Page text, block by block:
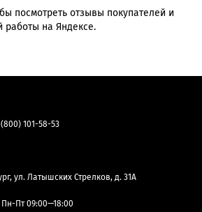
посмотреть отзывы покупателей и
работы на Яндексе.
101-58-53
ул. Латышских Стрелков, д. 31А
Пн-Пт 09:00—18:00